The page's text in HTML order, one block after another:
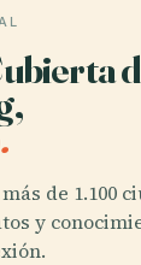
de 1.100
y